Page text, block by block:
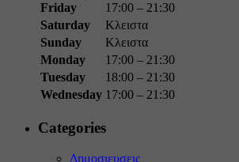
Friday
17:00 – 21:30
Saturday
Κλειστα
Sunday
Κλειστα
Monday
17:00 – 21:30
Tuesday
18:00 – 21:30
Wednesday 17:00 – 21:30
Categories
Δημοσιευσεις